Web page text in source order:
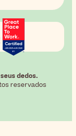
dedos.
reservados